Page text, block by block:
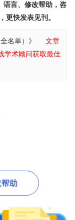
语言、修改帮助，咨
更快发表见刊。
名单）》
文章
学术顾问获取最佳
助